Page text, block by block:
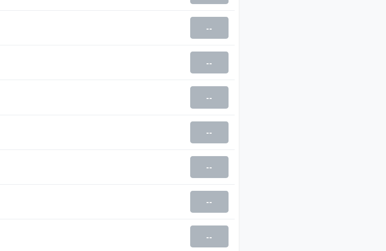
--
--
--
--
--
--
--